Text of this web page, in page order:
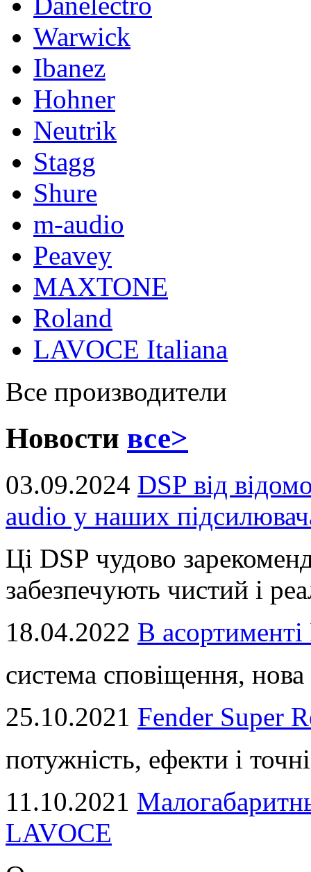
Warwick
Ibanez
Hohner
Neutrik
Stagg
Shure
m-audio
Peavey
MAXTONE
Roland
LAVOCE Italiana
Все производители
Новости все>
03.09.2024 DSP від
audio у наших
Ці DSP чудово
забезпечують чистий і
18.04.2022 В
система сповіщення,
25.10.2021 Fender Super
потужність, ефекти і
11.10.2021
LAVOCE